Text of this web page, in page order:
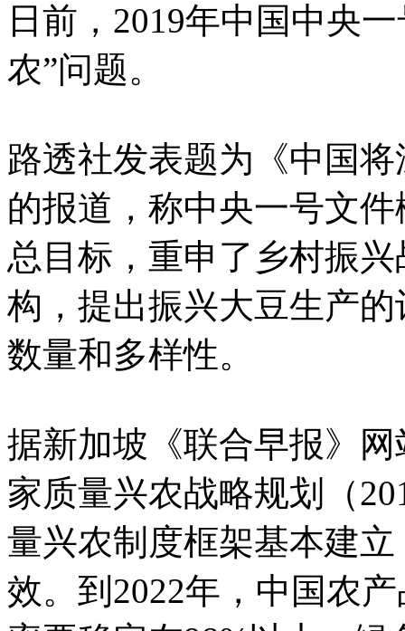
日前，2019年中国中央
农”问题。
路透社发表题为《中国
的报道，称中央一号文
总目标，重申了乡村振
构，提出振兴大豆生产
数量和多样性。
据新加坡《联合早报》
家质量兴农战略规划（
量兴农制度框架基本建
效。到2022年，中国农